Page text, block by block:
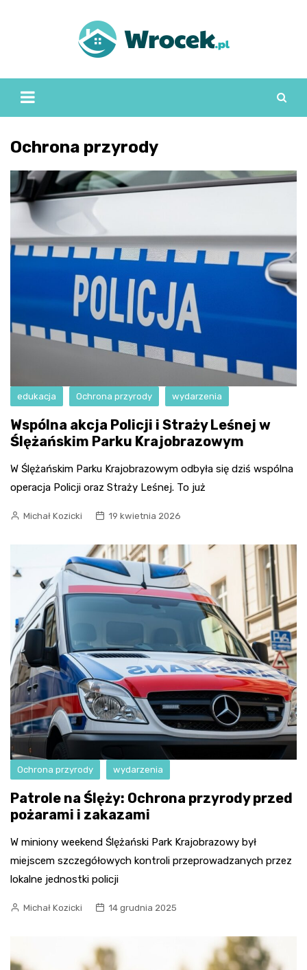
Ochrona przyrody
edukacja Ochrona przyrody wydarzenia
Wspólna akcja Policji i Straży Leśnej w
Ślężańskim Parku Krajobrazowym
W Ślężańskim Parku Krajobrazowym odbyła się dziś wspólna
operacja Policji oraz Straży Leśnej. To już
Michał Kozicki 19 kwietnia 2026
Ochrona przyrody wydarzenia
Patrole na Ślęży: Ochrona przyrody przed
pożarami i zakazami
W miniony weekend Ślężański Park Krajobrazowy był
miejscem szczegółowych kontroli przeprowadzanych przez
lokalne jednostki policji
Michał Kozicki 14 grudnia 2025